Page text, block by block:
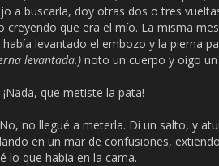
a buscarla, doy otras dos o tres
creyendo que era el mío. La misma
había levantado el embozo y la pierna
levantada.) noto un cuerpo y oigo
¡Nada, que metiste la pata!
no llegué a meterla. Di un salto, y
en un mar de confusiones,
lo que había en la cama.